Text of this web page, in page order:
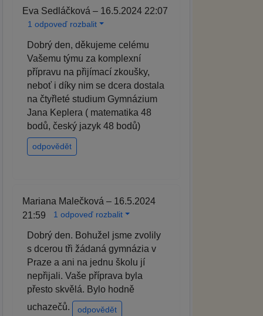
Eva Sedláčková – 16.5.2024 22:07
1 odpoveď rozbalit
Dobrý den, děkujeme celému
Vašemu týmu za komplexní
přípravu na přijímací zkoušky,
neboť i díky nim se dcera dostala
na čtyřleté studium Gymnázium
Jana Keplera ( matematika 48
bodů, český jazyk 48 bodů)
odpovědět
Mariana Malečková – 16.5.2024
21:59
1 odpoveď rozbalit
Dobrý den. Bohužel jsme zvolily
s dcerou tři žádaná gymnázia v
Praze a ani na jednu školu jí
nepřijali. Vaše příprava byla
přesto skvělá. Bylo hodně
uchazečů.
odpovědět